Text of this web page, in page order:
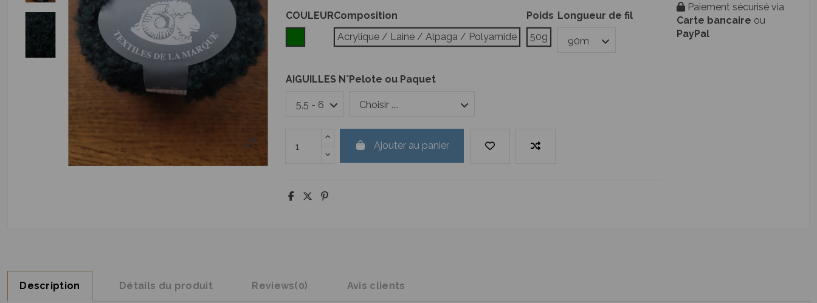
COULEURComposition
Acrylique / Laine / Alpaga / Polyamide
Poids
50g
Longueur de fil
AIGUILLES N°Pelote ou Paquet
Ajouter au panier
Paiement sécurisé via
Carte bancaire ou
PayPal
Description Détails du produit Reviews(0) Avis clients